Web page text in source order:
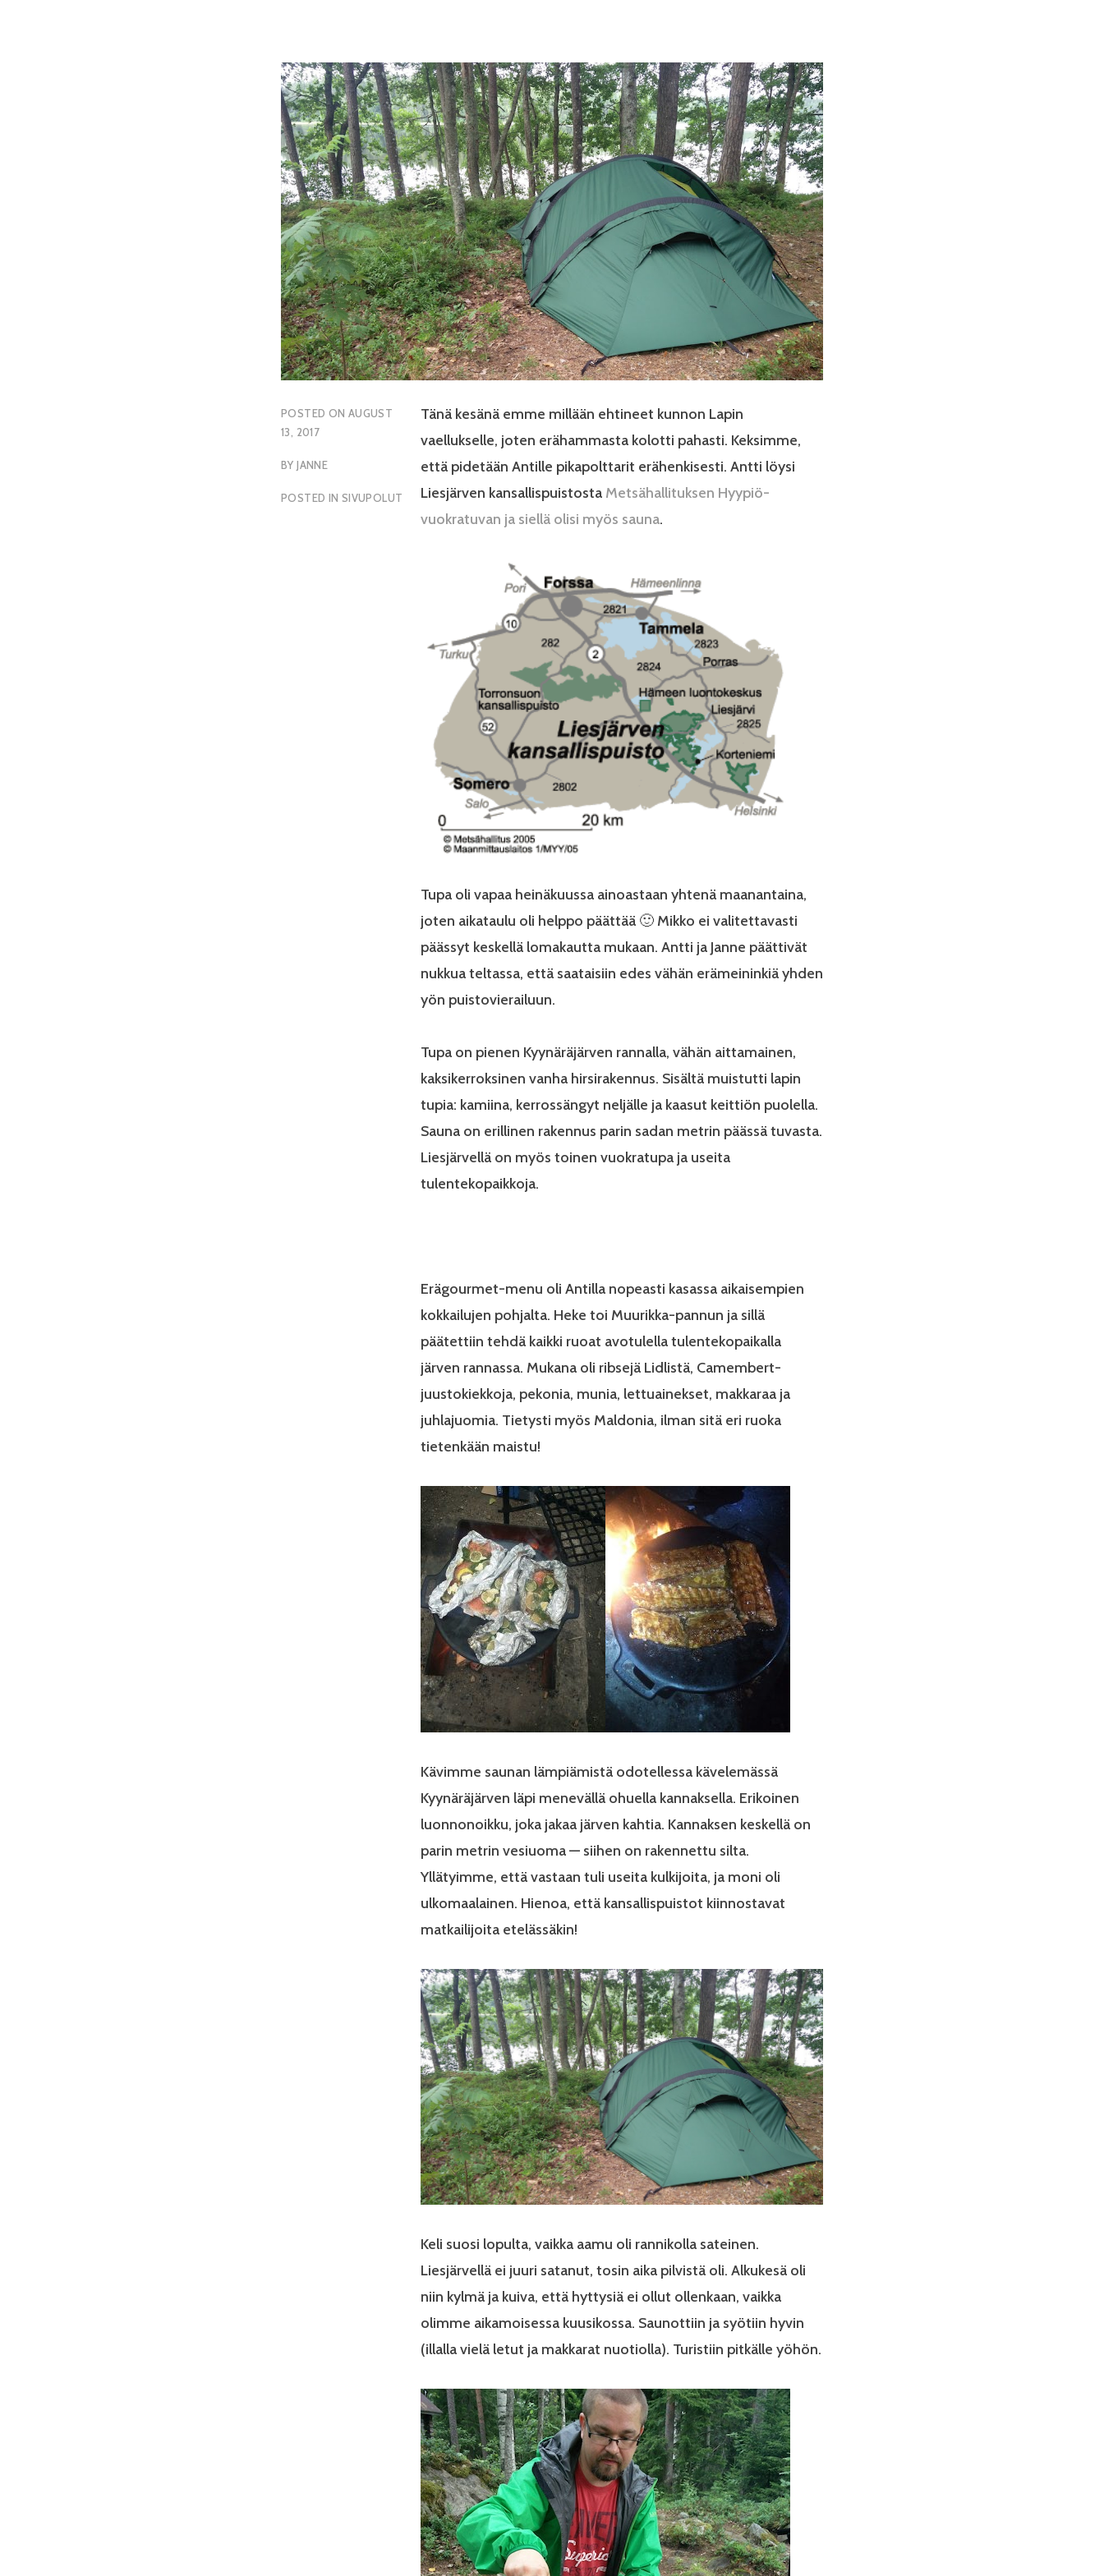
POSTED ON AUGUST
13, 2017
BYJANNE
POSTED IN SIVUPOLUT
Tänä kesänä emme millään ehtineet kunnon Lapin
vaellukselle, joten erähammasta kolotti pahasti. Keksimme,
että pidetään Antille pikapolttarit erähenkisesti. Antti löysi
Liesjärven kansallispuistosta Metsähallituksen Hyypiö-
vuokratuvan ja siellä olisi myös sauna.
Tupa oli vapaa heinäkuussa ainoastaan yhtenä maanantaina,
joten aikataulu oli helppo päättää 🙂 Mikko ei valitettavasti
päässyt keskellä lomakautta mukaan. Antti ja Janne päättivät
nukkua teltassa, että saataisiin edes vähän erämeininkiä yhden
yön puistovierailuun.
Tupa on pienen Kyynäräjärven rannalla, vähän aittamainen,
kaksikerroksinen vanha hirsirakennus. Sisältä muistutti lapin
tupia: kamiina, kerrossängyt neljälle ja kaasut keittiön puolella.
Sauna on erillinen rakennus parin sadan metrin päässä tuvasta.
Liesjärvellä on myös toinen vuokratupa ja useita
tulentekopaikkoja.
Erägourmet-menu oli Antilla nopeasti kasassa aikaisempien
kokkailujen pohjalta. Heke toi Muurikka-pannun ja sillä
päätettiin tehdä kaikki ruoat avotulella tulentekopaikalla
järven rannassa. Mukana oli ribsejä Lidlistä, Camembert-
juustokiekkoja, pekonia, munia, lettuainekset, makkaraa ja
juhlajuomia. Tietysti myös Maldonia, ilman sitä eri ruoka
tietenkään maistu!
Kävimme saunan lämpiämistä odotellessa kävelemässä
Kyynäräjärven läpi menevällä ohuella kannaksella. Erikoinen
luonnonoikku, joka jakaa järven kahtia. Kannaksen keskellä on
parin metrin vesiuoma — siihen on rakennettu silta.
Yllätyimme, että vastaan tuli useita kulkijoita, ja moni oli
ulkomaalainen. Hienoa, että kansallispuistot kiinnostavat
matkailijoita etelässäkin!
Keli suosi lopulta, vaikka aamu oli rannikolla sateinen.
Liesjärvellä ei juuri satanut, tosin aika pilvistä oli. Alkukesä oli
niin kylmä ja kuiva, että hyttysiä ei ollut ollenkaan, vaikka
olimme aikamoisessa kuusikossa. Saunottiin ja syötiin hyvin
(illalla vielä letut ja makkarat nuotiolla). Turistiin pitkälle yöhön.